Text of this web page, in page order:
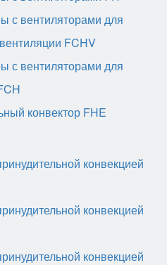
с вентиляторами для
FCHV
с вентиляторами для
конвектор FHE
конвекцией
конвекцией
конвекцией